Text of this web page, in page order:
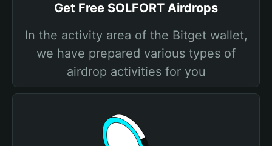
Get Free SOLFORT Airdrops
In the activity area of the Bitget wallet,
we have prepared various types of
airdrop activities for you